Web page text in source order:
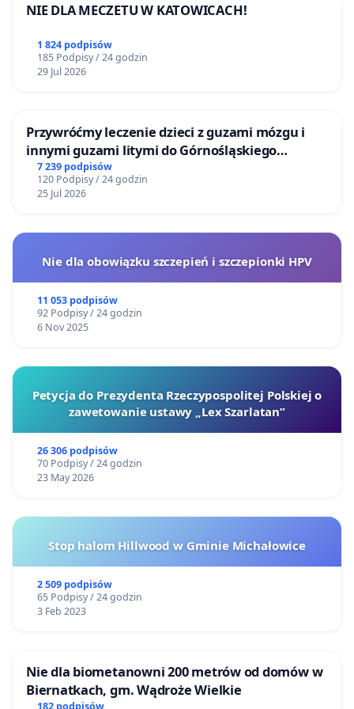
NIE DLA MECZETU W KATOWICACH!
1 824 podpisów
185 Podpisy / 24 godzin
29 Jul 2026
Przywróćmy leczenie dzieci z guzami mózgu i
innymi guzami litymi do Górnośląskiego
Centrum Zdrowia Dziecka w Katowicach
7 239 podpisów
120 Podpisy / 24 godzin
25 Jul 2026
Nie dla obowiązku szczepień i szczepionki HPV
11 053 podpisów
92 Podpisy / 24 godzin
6 Nov 2025
Petycja do Prezydenta Rzeczypospolitej Polskiej o
zawetowanie ustawy „Lex Szarlatan”
26 306 podpisów
70 Podpisy / 24 godzin
23 May 2026
Stop halom Hillwood w Gminie Michałowice
2 509 podpisów
65 Podpisy / 24 godzin
3 Feb 2023
Nie dla biometanowni 200 metrów od domów w
Biernatkach, gm. Wądroże Wielkie
182 podpisów